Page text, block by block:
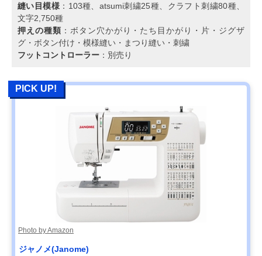
縫い目模様 ：103種、atsumi刺繍25種、クラフト刺繍80種、
文字2,750種
押えの種類 ：ボタン穴かがり・たち目かがり・片・ジグザ
グ・ボタン付け・模様縫い・まつり縫い・刺繍
フットコントローラー ：別売り
PICK UP!
Photo by Amazon
ジャノメ(Janome)